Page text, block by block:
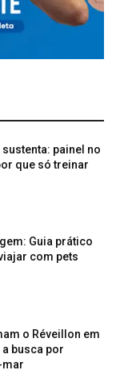
painel no
que só treinar
Guia prático
com pets
o Réveillon em
busca por
mar